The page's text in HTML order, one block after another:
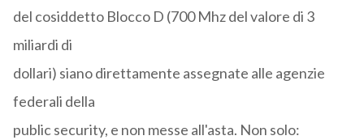
del cosiddetto Blocco D (700 Mhz del valore di 3
miliardi di
dollari) siano direttamente assegnate alle agenzie
federali della
public security, e non messe all'asta. Non solo: